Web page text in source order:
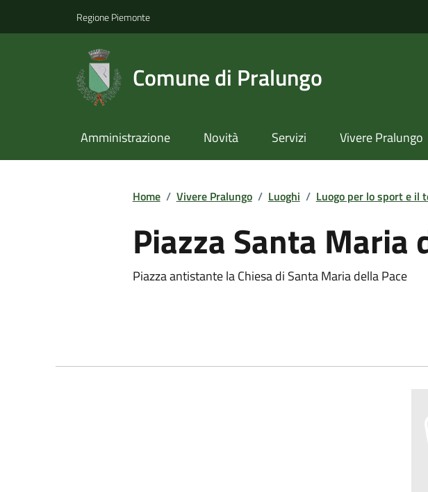
Regione Piemonte
Comune di Pralungo
Amministrazione Novità Servizi Vivere Pralungo
Home / Vivere Pralungo / Luoghi / Luogo per lo sport e il
Piazza Santa Maria
Piazza antistante la Chiesa di Santa Maria della Pace